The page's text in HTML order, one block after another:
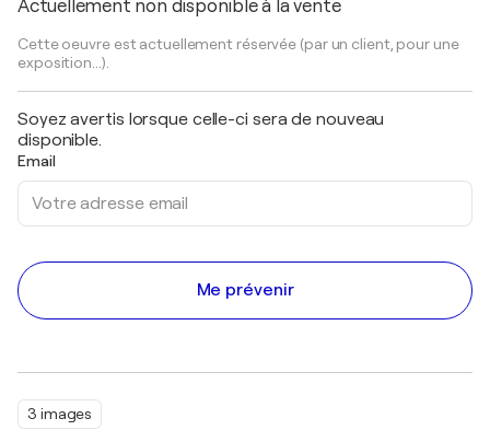
3 images
Actuellement non disponible à la vente
Cette oeuvre est actuellement réservée (par un client, pour une
exposition...).
Soyez avertis lorsque celle-ci sera de nouveau
disponible.
Email
Me prévenir